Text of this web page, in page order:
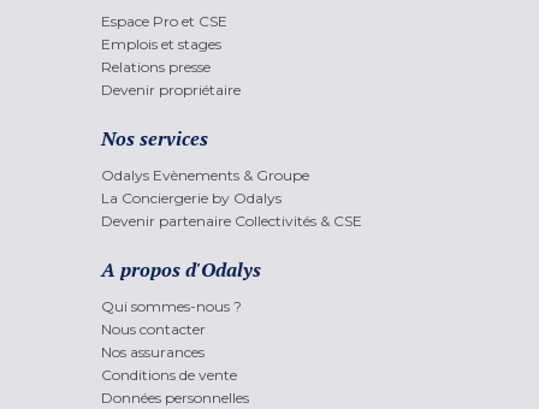
Espace Pro et CSE
Emplois et stages
Relations presse
Devenir propriétaire
Nos services
Odalys Evènements & Groupe
La Conciergerie by Odalys
Devenir partenaire Collectivités & CSE
A propos d'Odalys
Qui sommes-nous ?
Nous contacter
Nos assurances
Conditions de vente
Données personnelles